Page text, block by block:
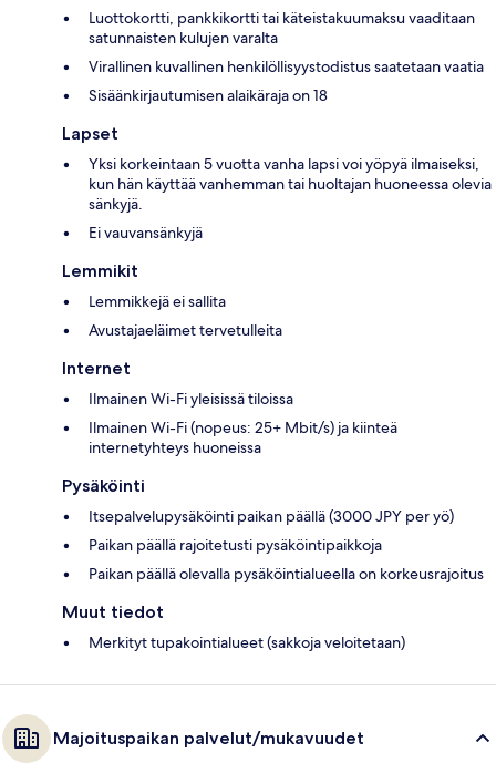
Luottokortti, pankkikortti tai käteistakuumaksu vaaditaan
satunnaisten kulujen varalta
Virallinen kuvallinen henkilöllisyystodistus saatetaan vaatia
Sisäänkirjautumisen alaikäraja on 18
Lapset
Yksi korkeintaan 5 vuotta vanha lapsi voi yöpyä ilmaiseksi,
kun hän käyttää vanhemman tai huoltajan huoneessa olevia
sänkyjä.
Ei vauvansänkyjä
Lemmikit
Lemmikkejä ei sallita
Avustajaeläimet tervetulleita
Internet
Ilmainen Wi-Fi yleisissä tiloissa
Ilmainen Wi-Fi (nopeus: 25+ Mbit/s) ja kiinteä
internetyhteys huoneissa
Pysäköinti
Itsepalvelupysäköinti paikan päällä (3000 JPY per yö)
Paikan päällä rajoitetusti pysäköintipaikkoja
Paikan päällä olevalla pysäköintialueella on korkeusrajoitus
Muut tiedot
Merkityt tupakointialueet (sakkoja veloitetaan)
Majoituspaikan palvelut/mukavuudet